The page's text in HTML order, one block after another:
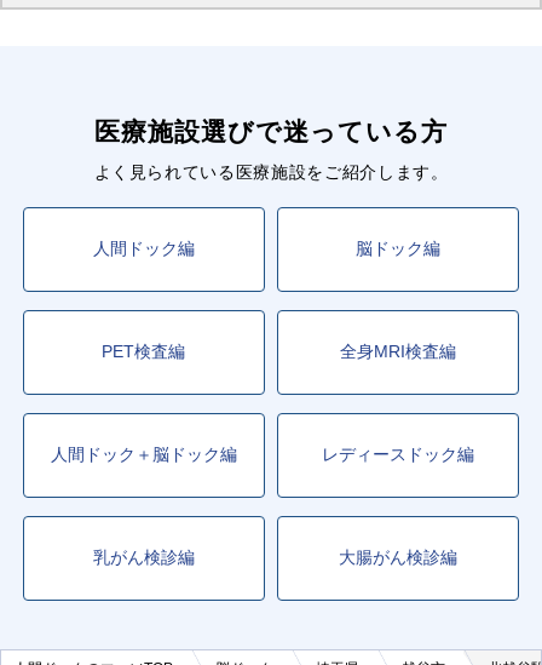
医療施設選びで迷っている方
よく見られている医療施設をご紹介します。
人間ドック編 脳ドック編
PET検査編 全身MRI検査編
人間ドック＋脳ドック編 レディースドック編
乳がん検診編 大腸がん検診編